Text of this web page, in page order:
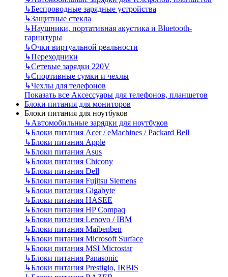
↳Беспроводные зарядные устройства
↳Защитные стекла
↳Наушники, портативная акустика и Bluetooth-
гарнитуры
↳Очки виртуальной реальности
↳Переходники
↳Сетевые зарядки 220V
↳Спортивные сумки и чехлы
↳Чехлы для телефонов
Показать все Аксессуары для телефонов, планшетов
Блоки питания для мониторов
Блоки питания для ноутбуков
↳Автомобильные зарядки для ноутбуков
↳Блоки питания Acer / eMachines / Packard Bell
↳Блоки питания Apple
↳Блоки питания Asus
↳Блоки питания Chicony
↳Блоки питания Dell
↳Блоки питания Fujitsu Siemens
↳Блоки питания Gigabyte
↳Блоки питания HASEE
↳Блоки питания HP Compaq
↳Блоки питания Lenovo / IBM
↳Блоки питания Maibenben
↳Блоки питания Microsoft Surface
↳Блоки питания MSI Microstar
↳Блоки питания Panasonic
↳Блоки питания Prestigio, IRBIS